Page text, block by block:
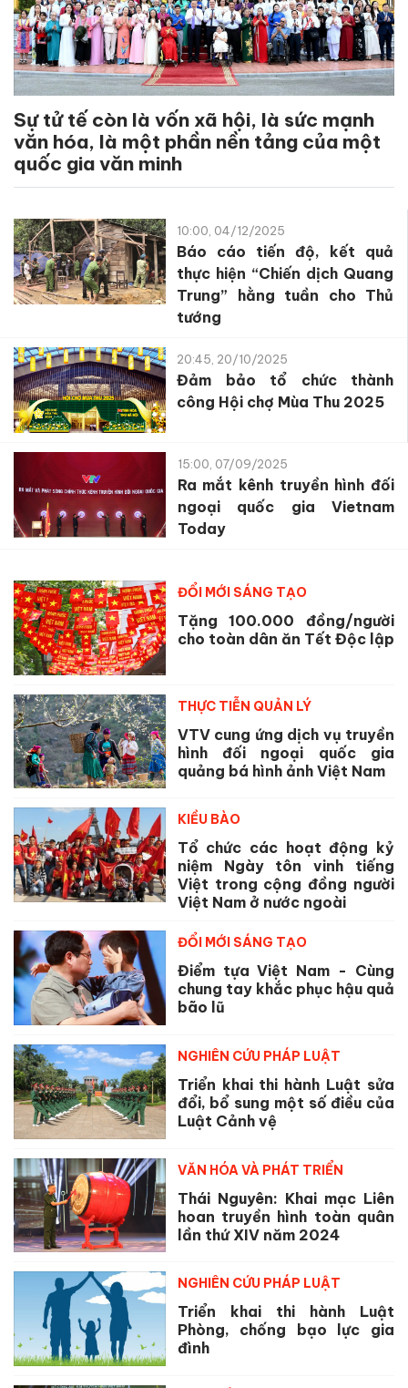
Sự tử tế còn là vốn xã hội, là sức mạnh
văn hóa, là một phần nền tảng của một
quốc gia văn minh
10:00, 04/12/2025
Báo cáo tiến độ, kết quả
thực hiện “Chiến dịch Quang
Trung” hằng tuần cho Thủ
tướng
20:45, 20/10/2025
Đảm bảo tổ chức thành
công Hội chợ Mùa Thu 2025
15:00, 07/09/2025
Ra mắt kênh truyền hình đối
ngoại quốc gia Vietnam
Today
ĐỔI MỚI SÁNG TẠO
Tặng 100.000 đồng/người
cho toàn dân ăn Tết Độc lập
THỰC TIỄN QUẢN LÝ
VTV cung ứng dịch vụ truyền
hình đối ngoại quốc gia
quảng bá hình ảnh Việt Nam
KIỀU BÀO
Tổ chức các hoạt động kỷ
niệm Ngày tôn vinh tiếng
Việt trong cộng đồng người
Việt Nam ở nước ngoài
ĐỔI MỚI SÁNG TẠO
Điểm tựa Việt Nam - Cùng
chung tay khắc phục hậu quả
bão lũ
NGHIÊN CỨU PHÁP LUẬT
Triển khai thi hành Luật sửa
đổi, bổ sung một số điều của
Luật Cảnh vệ
VĂN HÓA VÀ PHÁT TRIỂN
Thái Nguyên: Khai mạc Liên
hoan truyền hình toàn quân
lần thứ XIV năm 2024
NGHIÊN CỨU PHÁP LUẬT
Triển khai thi hành Luật
Phòng, chống bạo lực gia
đình